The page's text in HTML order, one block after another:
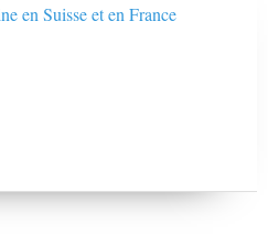
en Suisse et en France